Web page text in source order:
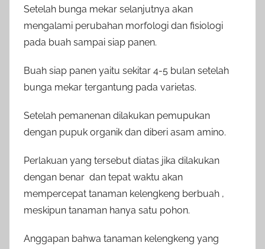
Setelah bunga mekar selanjutnya akan
mengalami perubahan morfologi dan fisiologi
pada buah sampai siap panen.
Buah siap panen yaitu sekitar 4-5 bulan setelah
bunga mekar tergantung pada varietas.
Setelah pemanenan dilakukan pemupukan
dengan pupuk organik dan diberi asam amino.
Perlakuan yang tersebut diatas jika dilakukan
dengan benar dan tepat waktu akan
mempercepat tanaman kelengkeng berbuah ,
meskipun tanaman hanya satu pohon.
Anggapan bahwa tanaman kelengkeng yang